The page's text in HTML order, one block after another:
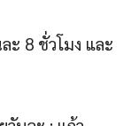
ะ 8 ชั่วโมง และ